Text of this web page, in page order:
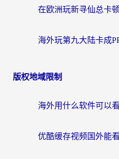
版权地域限制